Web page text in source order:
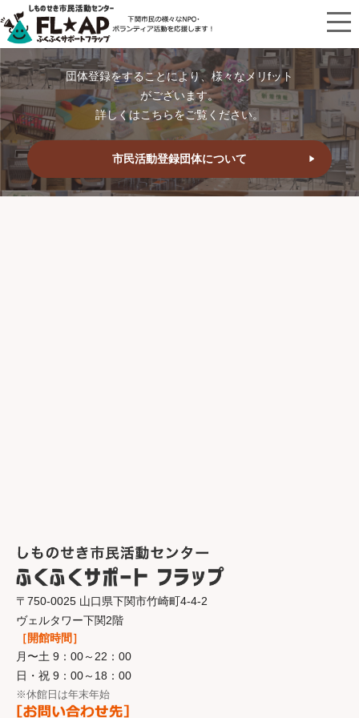
団体登録をすることにより、様々なメリfット
がございます。
詳しくはこちらをご覧ください。
市民活動登録団体について
〒750-0025 山口県下関市竹崎町4-4-2
ヴェルタワー下関2階
［開館時間］
月〜土 9：00～22：00
日・祝 9：00～18：00
※休館日は年末年始